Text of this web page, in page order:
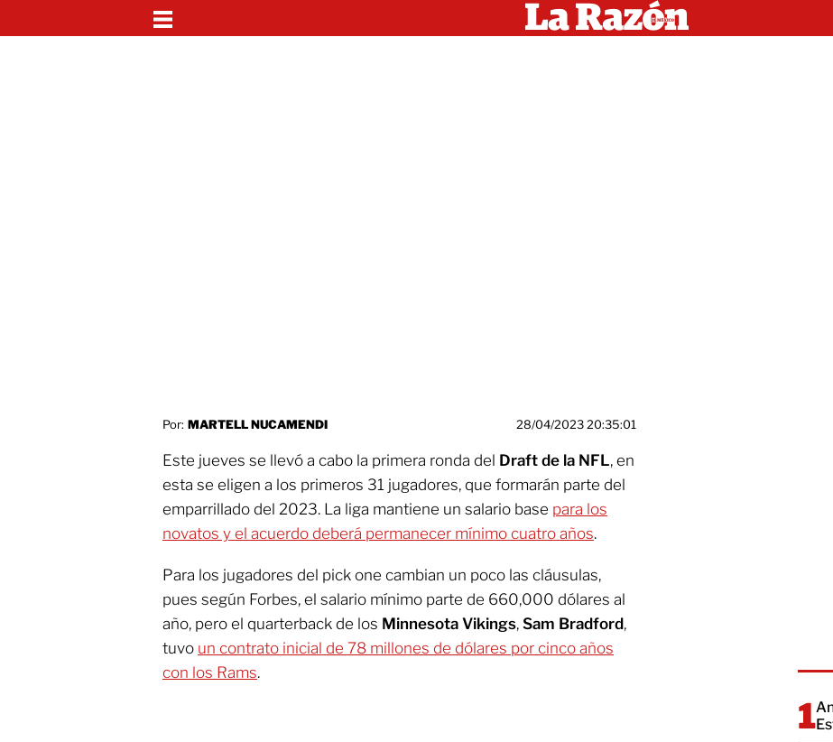
Por: MARTELL NUCAMENDI 28/04/2023 20:35:01
Este jueves se llevó a cabo la primera ronda del Draft de la NFL, en
esta se eligen a los primeros 31 jugadores, que formarán parte del
emparrillado del 2023. La liga mantiene un salario base para los
novatos y el acuerdo deberá permanecer mínimo cuatro años.
Para los jugadores del pick one cambian un poco las cláusulas,
pues según Forbes, el salario mínimo parte de 660,000 dólares al
año, pero el quarterback de los Minnesota Vikings, Sam Bradford,
tuvo un contrato inicial de 78 millones de dólares por cinco años
con los Rams.